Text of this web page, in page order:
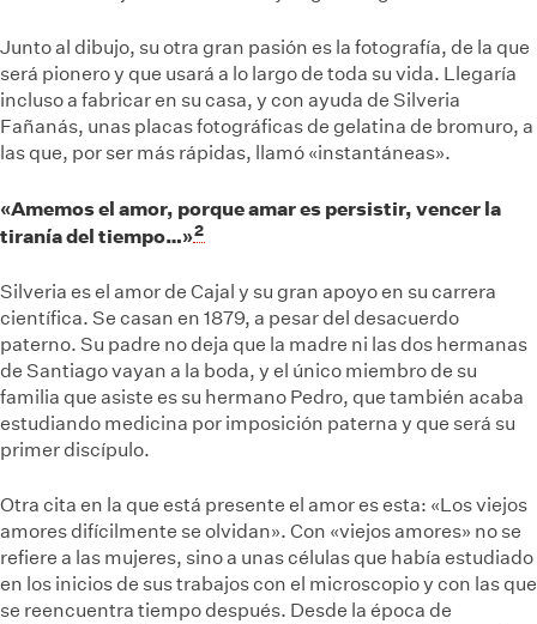
Junto al dibujo, su otra gran pasión es la fotografía, de la que
será pionero y que usará a lo largo de toda su vida. Llegaría
incluso a fabricar en su casa, y con ayuda de Silveria
Fañanás, unas placas fotográficas de gelatina de bromuro, a
las que, por ser más rápidas, llamó «instantáneas».
«Amemos el amor, porque amar es persistir, vencer la
tiranía del tiempo…»2
Silveria es el amor de Cajal y su gran apoyo en su carrera
científica. Se casan en 1879, a pesar del desacuerdo
paterno. Su padre no deja que la madre ni las dos hermanas
de Santiago vayan a la boda, y el único miembro de su
familia que asiste es su hermano Pedro, que también acaba
estudiando medicina por imposición paterna y que será su
primer discípulo.
Otra cita en la que está presente el amor es esta: «Los viejos
amores difícilmente se olvidan». Con «viejos amores» no se
refiere a las mujeres, sino a unas células que había estudiado
en los inicios de sus trabajos con el microscopio y con las que
se reencuentra tiempo después. Desde la época de